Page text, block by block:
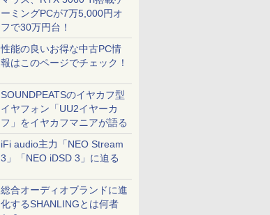
ーミングPCが7万5,000円オ
フで30万円台！
性能の良いお得な中古PC情
報はこのページでチェック！
SOUNDPEATSのイヤカフ型
イヤフォン「UU2イヤーカ
フ」をイヤカフマニアが語る
iFi audio主力「NEO Stream
3」「NEO iDSD 3」に迫る
総合オーディオブランドに進
化するSHANLINGとは何者